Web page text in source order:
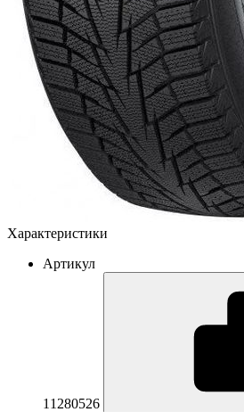
Характеристики
Артикул
11280526